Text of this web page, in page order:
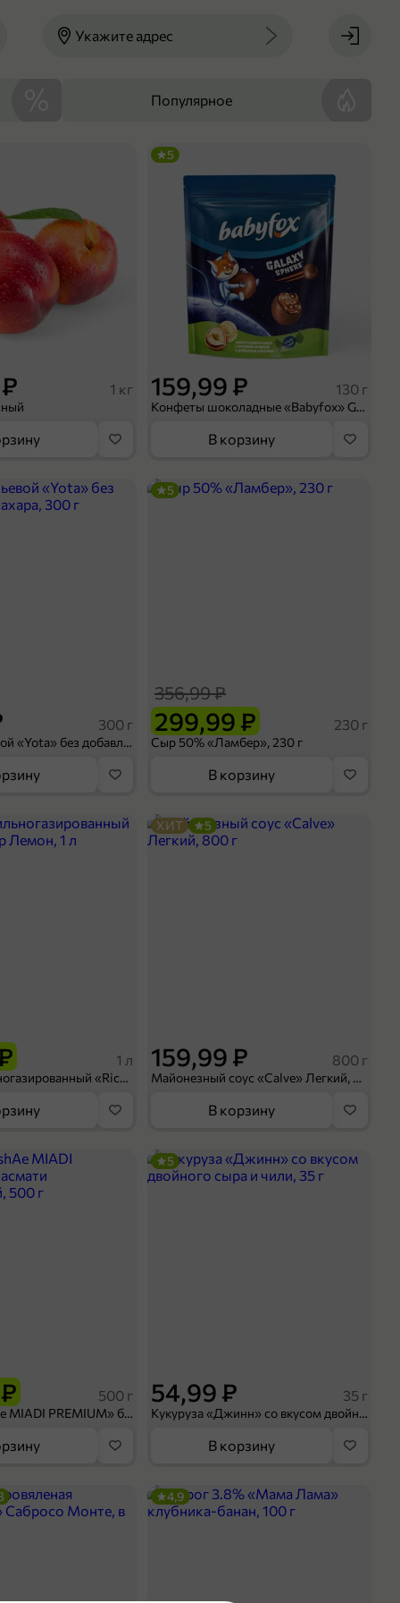
Укажите адрес
Популярное
1 кг 159,99 ₽ 130 г
Конфеты шоколадные «Babyfox» Galaxy sphere с фундуком, 130 г
5
В корзину
300 г
Йогурт питьевой «Yota» без добавления сахара, 300 г
299,99 ₽
356,99 ₽
230 г
Сыр 50% «Ламбер», 230 г
5
В корзину
1 л
Напиток сильногазированный «Rich» Биттер Лемон, 1 л
159,99 ₽ 800 г
Майонезный соус «Calve» Легкий, 800 г
ХИТ 5
В корзину
500 г
Рис «TaMashAe MIADI PREMIUM» басмати пропаренный, 500 г
54,99 ₽ 35 г
Кукуруза «Джинн» со вкусом двойного сыра и чили, 35 г
5
В корзину
4,9